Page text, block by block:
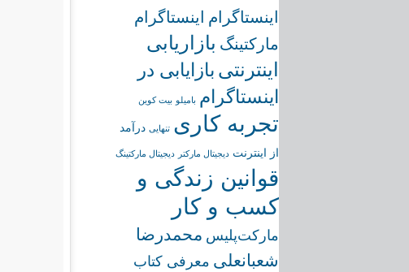
اینستاگرام اینستاگرام
مارکتینگ بازاریابی
اینترنتی بازایابی در
اینستاگرام بامیلو بیت کوین
تجربه کاری تنهایی درآمد
از اینترنت دیجیتال مارکتر دیجیتال مارکتینگ
قوانین زندگی و
کسب و کار
مارکت‌پلیس محمدرضا
شعبانعلی معرفی کتاب